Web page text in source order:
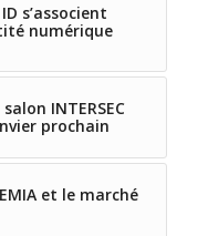
s’associent
numérique
INTERSEC
prochain
et le marché